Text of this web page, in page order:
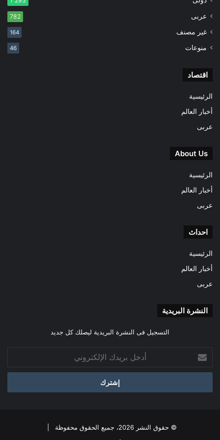
عربى 782
غير مصنف 164
منوعات 46
اقتصاد
الرئيسية
أخبار العالم
عربى
About Us
الرئيسية
أخبار العالم
عربى
احداث
الرئيسية
أخبار العالم
عربى
النشرة البريدية
التسجيل فى النشرة البريدية ليصلك كل جديد
بريدك
الإلكتروني
© حقوق النشر 2026، جميع الحقوق محفوظة |